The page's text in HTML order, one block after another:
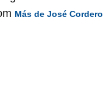
Más de José Cordero